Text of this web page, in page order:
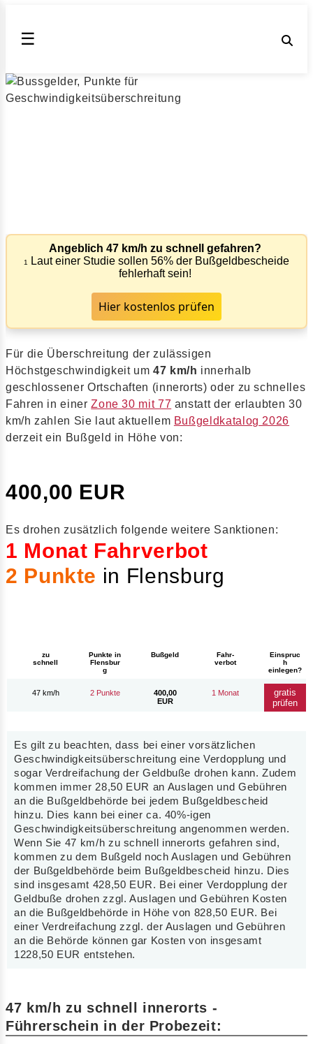
☰
47 kmh zu schnell innerorts
Angeblich 47 km/h zu schnell gefahren?
1
Laut einer Studie sollen 56% der Bußgeldbescheide
fehlerhaft sein!
Hier kostenlos prüfen
Für die Überschreitung der zulässigen
Höchstgeschwindigkeit um 47 km/h innerhalb
geschlossener Ortschaften (innerorts) oder zu schnelles
Fahren in einerZone 30 mit 77 anstatt der erlaubten 30
km/h zahlen Sie laut aktuellem Bußgeldkatalog 2026
derzeit ein Bußgeld in Höhe von:
400,00 EUR
Es drohen zusätzlich folgende weitere Sanktionen:
1 Monat Fahrverbot
2 Punkte in Flensburg
zu
schnell
Punkte in
Flensbur
g
Bußgeld
Fahr-
verbot
Einspruc
h
einlegen?
47 km/h 2 Punkte
400,00
EUR
1 Monat
gratis
prüfen
Es gilt zu beachten, dass bei einer vorsätzlichen
Geschwindigkeitsüberschreitung eine Verdopplung und
sogar Verdreifachung der Geldbuße drohen kann. Zudem
kommen immer 28,50 EUR an Auslagen und Gebühren
an die Bußgeldbehörde bei jedem Bußgeldbescheid
hinzu. Dies kann bei einer ca. 40%-igen
Geschwindigkeitsüberschreitung angenommen werden.
Wenn Sie 47 km/h zu schnell innerorts gefahren sind,
kommen zu dem Bußgeld noch Auslagen und Gebühren
der Bußgeldbehörde beim Bußgeldbescheid hinzu. Dies
sind insgesamt 428,50 EUR. Bei einer Verdopplung der
Geldbuße drohen zzgl. Auslagen und Gebühren Kosten
an die Bußgeldbehörde in Höhe von 828,50 EUR. Bei
einer Verdreifachung zzgl. der Auslagen und Gebühren
an die Behörde können gar Kosten von insgesamt
1228,50 EUR entstehen.
47 km/h zu schnell innerorts -
Führerschein in der Probezeit: